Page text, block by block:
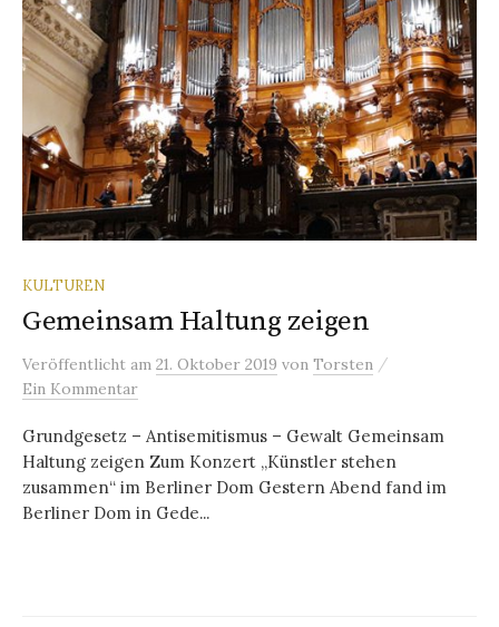
KULTUREN
Gemeinsam Haltung zeigen
Veröffentlicht am 21. Oktober 2019 von Torsten /
Ein Kommentar
Grundgesetz – Antisemitismus – Gewalt Gemeinsam
Haltung zeigen Zum Konzert „Künstler stehen
zusammen“ im Berliner Dom Gestern Abend fand im
Berliner Dom in Gede...